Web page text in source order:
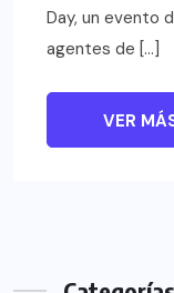
Day, un evento
agentes de […]
VER